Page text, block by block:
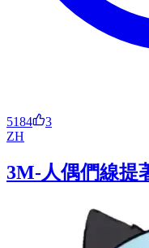
5184
3
ZH
3M-人偶們線提